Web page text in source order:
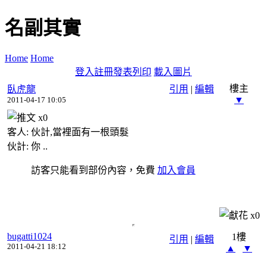
名副其實
Home Home
登入註冊發表列印 載入圖片
引用 | 編輯
臥虎龍
2011-04-17 10:05
樓主
▼
x0
客人: 伙計,當裡面有一根頭髮
伙計: 你 ..
訪客只能看到部份內容，免費 加入會員
x0
引用 | 編輯
bugatti1024
2011-04-21 18:12
1樓
▲
▼